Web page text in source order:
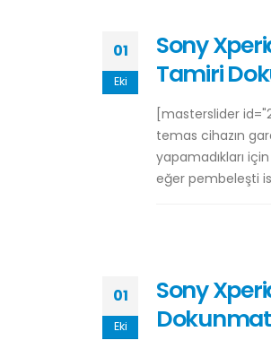
01
Eki
Sony
Tamiri
[masterslider
temas cihazın
yapamadıkları
eğer pembeleşti
01
Eki
Sony